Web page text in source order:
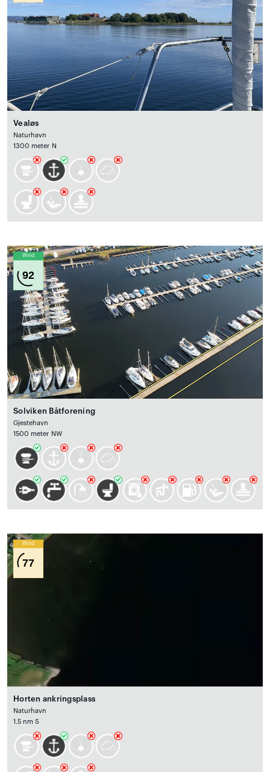
Vealøs
Naturhavn
1300 meter N
Wind
92
Solviken Båtforening
Gjestehavn
1500 meter NW
Wind
77
Horten ankringsplass
Naturhavn
1.5 nm S